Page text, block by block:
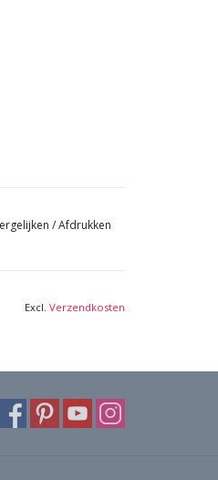
/Afdrukken
Excl. Verzendkosten